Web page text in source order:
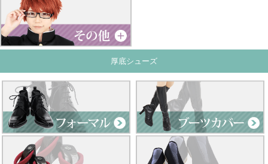
厚底シューズ